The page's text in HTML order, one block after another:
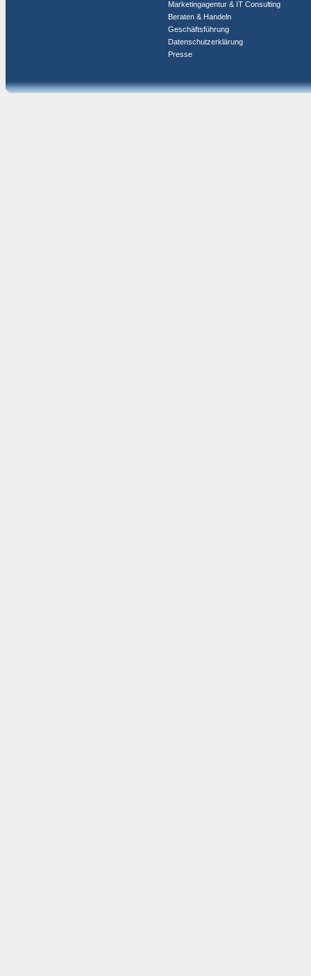
Marketingagentur & IT Consulting
Beraten & Handeln
Geschäftsführung
Datenschutzerklärung
Presse